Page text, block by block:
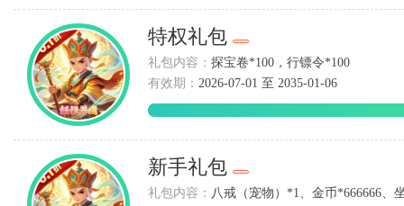
特权礼包
礼包内容： 探宝卷*100，行镖令*100
有效期： 2026-07-01 至 2035-01-06
新手礼包
礼包内容： 八戒（宠物）*1、金币*666666、